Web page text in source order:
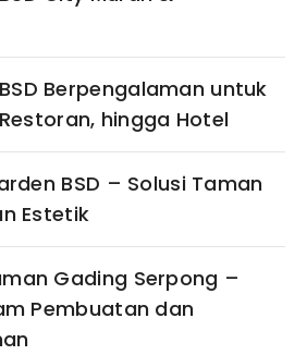
Berpengalaman untuk
hingga Hotel
BSD – Solusi Taman
Estetik
Gading Serpong –
Pembuatan dan